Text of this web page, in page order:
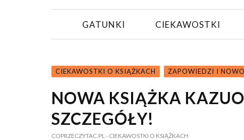
GATUNKI CIEKAWOSTKI
CIEKAWOSTKI O KSIĄŻKACH ZAPOWIEDZI I
NOWA KSIĄŻKA
SZCZEGÓŁY!
COPRZECZYTAC.PL- CIEKAWOSTKI O KSIĄŻKACH